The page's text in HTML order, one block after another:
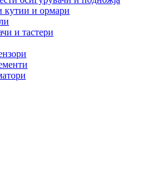
кутии и ормари
и тастери